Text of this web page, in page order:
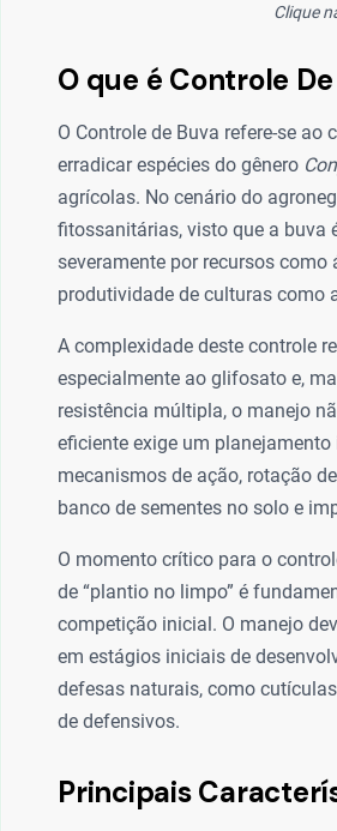
Clique
O que é Controle
O Controle de Buva refere-se
erradicar espécies do gênero
agrícolas. No cenário do
fitossanitárias, visto que a buva
severamente por recursos
produtividade de culturas como
A complexidade deste controle
especialmente ao glifosato e,
resistência múltipla, o manejo
eficiente exige um
mecanismos de ação, rotação
banco de sementes no solo e
O momento crítico para o
de “plantio no limpo” é
competição inicial. O manejo
em estágios iniciais de
defesas naturais, como
de defensivos.
Principais